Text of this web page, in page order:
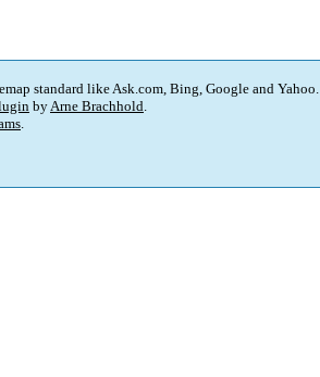
standard like Ask.com, Bing, Google and Yahoo.
byArne Brachhold.
.